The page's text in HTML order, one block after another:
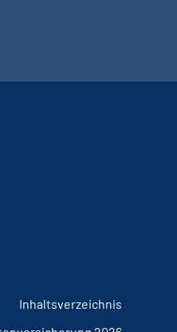
Inhaltsverzeichnis